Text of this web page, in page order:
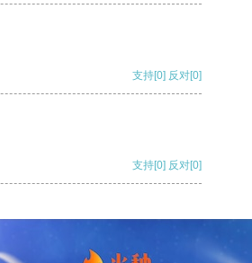
支持[0] 反对[0]
支持[0] 反对[0]
支持